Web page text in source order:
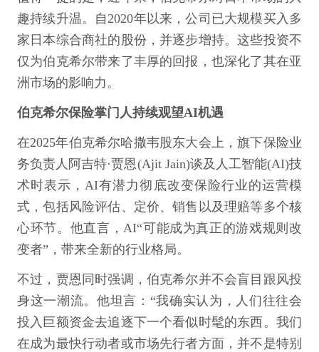
趣持续升温。自2020年以来，公司已大规模买入多
家日本综合商社的股份，并逐步增持。这些投资不
仅为伯克希尔带来了丰厚的回报，也深化了其在亚
洲市场的影响力。
伯克希尔保险掌门人持续观望AI机遇
在2025年伯克希尔哈撒韦股东大会上，旗下保险业
务负责人阿吉特·贾恩(Ajit Jain)谈及人工智能(AI)技
术时表示，AI有潜力彻底改变保险行业的运营模
式，包括风险评估、定价、销售以及理赔等多个核
心环节。他直言，AI“可能成为真正的游戏规则改
变者”，带来全新的行业格局。
不过，贾恩同时强调，伯克希尔并不会盲目跟风投
身这一潮流。他坦言：“我确实认为，人们往往会
投入巨额资金去追逐下一个看似时髦的东西。我们
在成为最快行动者或市场先行者方面，并不是特别